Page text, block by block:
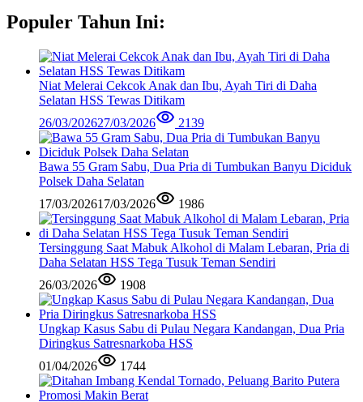
Populer Tahun Ini:
Niat Melerai Cekcok Anak dan Ibu, Ayah Tiri di Daha
Selatan HSS Tewas Ditikam
26/03/202627/03/2026 2139
Bawa 55 Gram Sabu, Dua Pria di Tumbukan Banyu Diciduk
Polsek Daha Selatan
17/03/202617/03/2026 1986
Tersinggung Saat Mabuk Alkohol di Malam Lebaran, Pria di
Daha Selatan HSS Tega Tusuk Teman Sendiri
26/03/2026
1908
Ungkap Kasus Sabu di Pulau Negara Kandangan, Dua Pria
Diringkus Satresnarkoba HSS
01/04/2026
1744